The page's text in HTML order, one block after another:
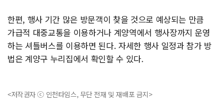
한편, 행사 기간 많은 방문객이 찾을 것으로 예상되는 만큼
가급적 대중교통을 이용하거나 계양역에서 행사장까지 운영
하는 셔틀버스를 이용하면 된다. 자세한 행사 일정과 참가 방
법은 계양구 누리집에서 확인할 수 있다.
<저작권자 ⓒ 인천타임스, 무단 전재 및 재배포 금지>